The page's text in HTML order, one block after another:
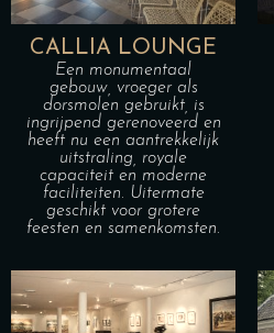
CALLIA LOUNGE
Een monumentaal
gebouw, vroeger als
dorsmolen gebruikt, is
ingrijpend gerenoveerd en
heeft nu een aantrekkelijk
uitstraling, royale
capaciteit en moderne
faciliteiten. Uitermate
geschikt voor grotere
feesten en samenkomsten.